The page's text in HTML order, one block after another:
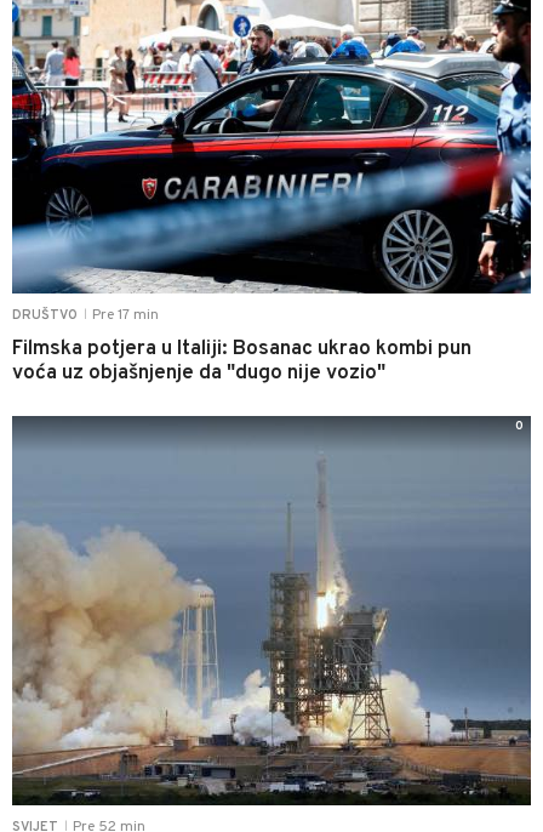
DRUŠTVO Pre 17 min
Filmska potjera u Italiji: Bosanac ukrao kombi pun
voća uz objašnjenje da "dugo nije vozio"
SVIJET Pre 52 min
0